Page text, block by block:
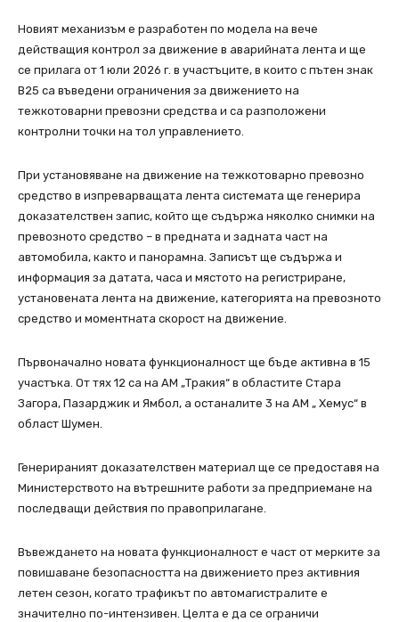
Новият механизъм е разработен по модела на вече
действащия контрол за движение в аварийната лента и ще
се прилага от 1 юли 2026 г. в участъците, в които с пътен знак
В25 са въведени ограничения за движението на
тежкотоварни превозни средства и са разположени
контролни точки на тол управлението.
При установяване на движение на тежкотоварно превозно
средство в изпреварващата лента системата ще генерира
доказателствен запис, който ще съдържа няколко снимки на
превозното средство – в предната и задната част на
автомобила, както и панорамна. Записът ще съдържа и
информация за датата, часа и мястото на регистриране,
установената лента на движение, категорията на превозното
средство и моментната скорост на движение.
Първоначално новата функционалност ще бъде активна в 15
участъка. От тях 12 са на АМ „Тракия“ в областите Стара
Загора, Пазарджик и Ямбол, а останалите 3 на АМ „ Хемус“ в
област Шумен.
Генерираният доказателствен материал ще се предоставя на
Министерството на вътрешните работи за предприемане на
последващи действия по правоприлагане.
Въвеждането на новата функционалност е част от мерките за
повишаване безопасността на движението през активния
летен сезон, когато трафикът по автомагистралите е
значително по-интензивен. Целта е да се ограничи